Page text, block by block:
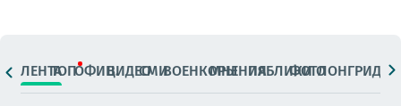
ЛЕНТАТОПОФИЦ.ВИДЕОСМИВОЕНКОРЫМНЕНИЯПАБЛИКИ
ФОТОЛОНГРИДЫ